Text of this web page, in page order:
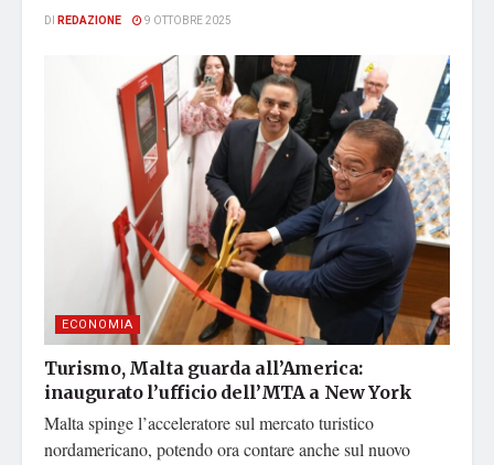
DI REDAZIONE 9 OTTOBRE 2025
ECONOMIA
Turismo, Malta guarda all’America:
inaugurato l’ufficio dell’MTA a New York
Malta spinge l’acceleratore sul mercato turistico
nordamericano, potendo ora contare anche sul nuovo